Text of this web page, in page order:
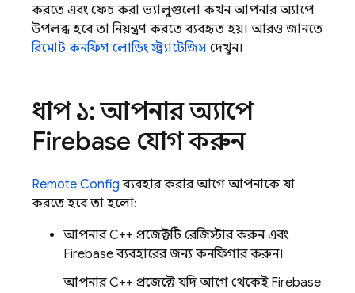
করতে এবং ফেচ করা ভ্যালুগুলো কখন আপনার অ্যাপে
উপলব্ধ হবে তা নিয়ন্ত্রণ করতে ব্যবহৃত হয়। আরও জানতে,
রিমোট কনফিগ লোডিং স্ট্র্যাটেজিস দেখুন।
ধাপ ১: আপনার অ্যাপে
Firebase যোগ করুন
Remote Config ব্যবহার করার আগে, আপনাকে যা
করতে হবে তা হলো:
আপনার C++ প্রজেক্টটি রেজিস্টার করুন এবং
Firebase ব্যবহারের জন্য কনফিগার করুন।
আপনার C++ প্রজেক্টে যদি আগে থেকেই Firebase